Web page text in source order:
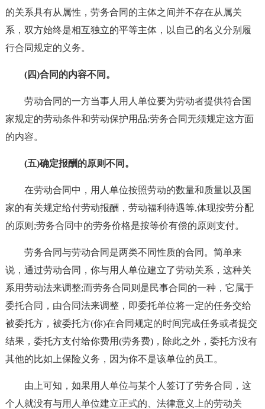
的关系具有从属性，劳务合同的主体之间并不存在从属关
系，双方始终是相互独立的平等主体，以自己的名义分别履
行合同规定的义务。
(四)合同的内容不同。
劳动合同的一方当事人用人单位要为劳动者提供符合国
家规定的劳动条件和劳动保护用品;劳务合同无须规定这方面
的内容。
(五)确定报酬的原则不同。
在劳动合同中，用人单位按照劳动的数量和质量以及国
家的有关规定给付劳动报酬，劳动福利待遇等,体现按劳分配
的原则;劳务合同中的劳务价格是按等价有偿的原则支付。
劳务合同与劳动合同是两类不同性质的合同。简单来
说，通过劳动合同，你与用人单位建立了劳动关系，这种关
系用劳动法来调整;而劳务合同则是民事合同的一种，它属于
委托合同，由合同法来调整，即委托单位将一定的任务交给
被委托方，被委托方(你)在合同规定的时间完成任务或者提交
结果，委托方支付给你费用(劳务费)，除此之外，委托方没有
其他的比如上保险义务，因为你不是该单位的员工。
由上可知，如果用人单位与某个人签订了劳务合同，这
个人就没有与用人单位建立正式的、法律意义上的劳动关